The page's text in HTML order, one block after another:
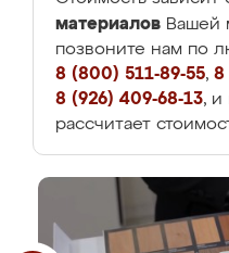
материалов Вашей
позвоните нам по
8 (800) 511-89-55, 8
8 (926) 409-68-13, и
рассчитает